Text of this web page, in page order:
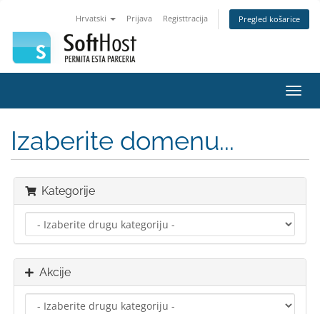
Hrvatski Prijava Registtracija Pregled košarice
Izaberite domenu...
Kategorije
Akcije